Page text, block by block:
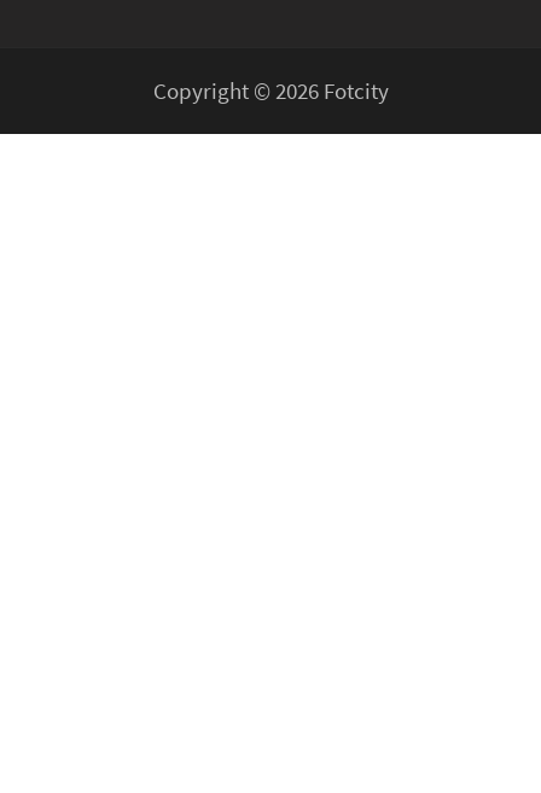
Copyright © 2026 Fotcity